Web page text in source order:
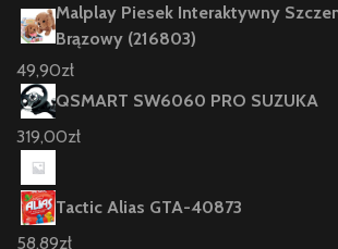
Malplay Piesek Interaktywny
Brązowy (216803)
49,90zł
QSMART SW6060 PRO SUZUKA
319,00zł
Tactic Alias GTA-40873
58,89zł